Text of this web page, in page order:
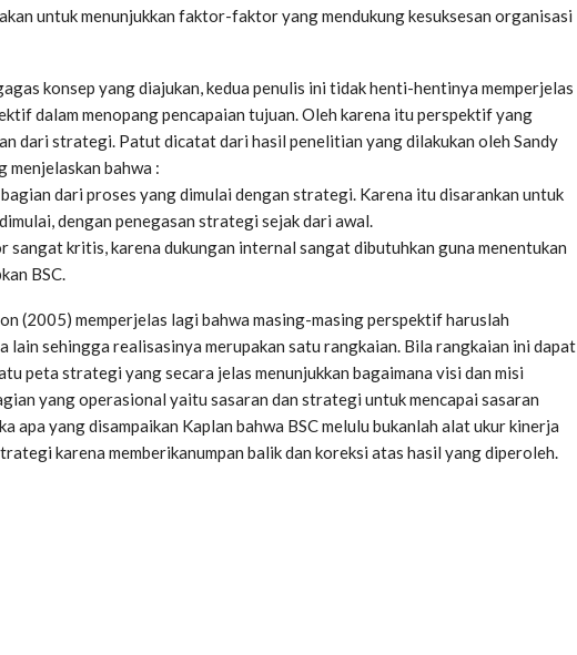
untuk menunjukkan faktor-faktor yang mendukung kesuksesan organisasi
konsep yang diajukan, kedua penulis ini tidak henti-hentinya memperjelas
dalam menopang pencapaian tujuan. Oleh karena itu perspektif yang
dari strategi. Patut dicatat dari hasil penelitian yang dilakukan oleh Sandy
menjelaskan bahwa :
dari proses yang dimulai dengan strategi. Karena itu disarankan untuk
dengan penegasan strategi sejak dari awal.
sangat kritis, karena dukungan internal sangat dibutuhkan guna menentukan
BSC.
(2005) memperjelas lagi bahwa masing-masing perspektif haruslah
lain sehingga realisasinya merupakan satu rangkaian. Bila rangkaian ini dapat
peta strategi yang secara jelas menunjukkan bagaimana visi dan misi
yang operasional yaitu sasaran dan strategi untuk mencapai sasaran
apa yang disampaikan Kaplan bahwa BSC melulu bukanlah alat ukur kinerja
karena memberikanumpan balik dan koreksi atas hasil yang diperoleh.